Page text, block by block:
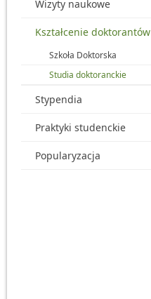
Wizyty naukowe
Kształcenie doktorantów
Szkoła Doktorska
Studia doktoranckie
Stypendia
Praktyki studenckie
Popularyzacja